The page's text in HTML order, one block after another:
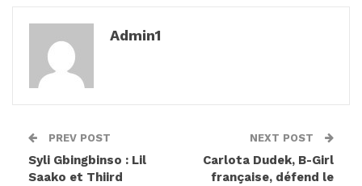
Admin1
PREV POST
Syli Gbingbinso : Lil
Saako et Thiird
NEXT POST
Carlota Dudek, B-Girl
française, défend le